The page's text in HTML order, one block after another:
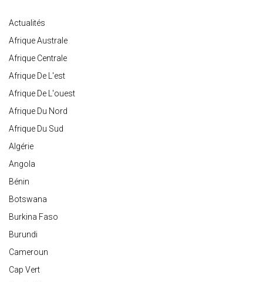
Actualités
Afrique Australe
Afrique Centrale
Afrique De L'est
Afrique De L'ouest
Afrique Du Nord
Afrique Du Sud
Algérie
Angola
Bénin
Botswana
Burkina Faso
Burundi
Cameroun
Cap Vert